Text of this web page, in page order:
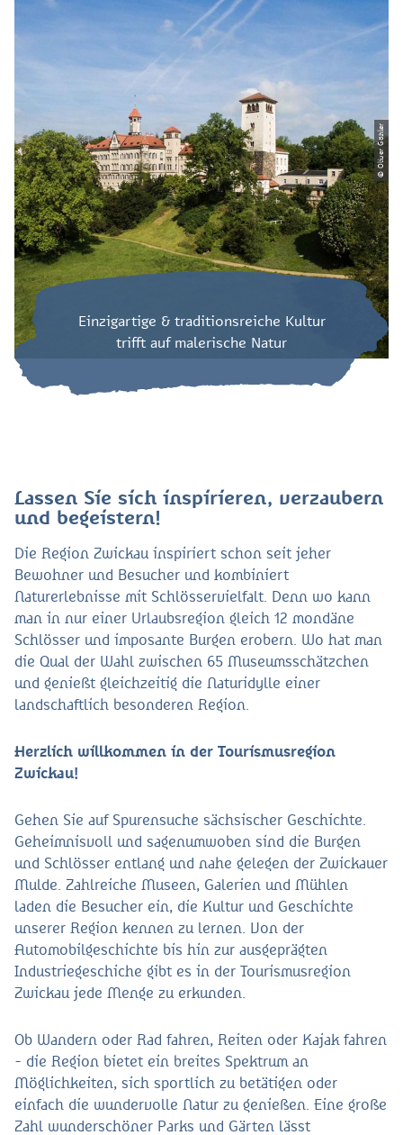
© Oliver Göhler
Einzigartige & traditionsreiche Kultur
trifft auf malerische Natur
Lassen Sie sich inspirieren, verzaubern
und begeistern!
Die Region Zwickau inspiriert schon seit jeher
Bewohner und Besucher und kombiniert
Naturerlebnisse mit Schlösservielfalt. Denn wo kann
man in nur einer Urlaubsregion gleich 12 mondäne
Schlösser und imposante Burgen erobern. Wo hat man
die Qual der Wahl zwischen 65 Museumsschätzchen
und genießt gleichzeitig die Naturidylle einer
landschaftlich besonderen Region.
Herzlich willkommen in der Tourismusregion
Zwickau!
Gehen Sie auf Spurensuche sächsischer Geschichte.
Geheimnisvoll und sagenumwoben sind die Burgen
und Schlösser entlang und nahe gelegen der Zwickauer
Mulde. Zahlreiche Museen, Galerien und Mühlen
laden die Besucher ein, die Kultur und Geschichte
unserer Region kennen zu lernen. Von der
Automobilgeschichte bis hin zur ausgeprägten
Industriegeschiche gibt es in der Tourismusregion
Zwickau jede Menge zu erkunden.
Ob Wandern oder Rad fahren, Reiten oder Kajak fahren
- die Region bietet ein breites Spektrum an
Möglichkeiten, sich sportlich zu betätigen oder
einfach die wundervolle Natur zu genießen. Eine große
Zahl wunderschöner Parks und Gärten lässt